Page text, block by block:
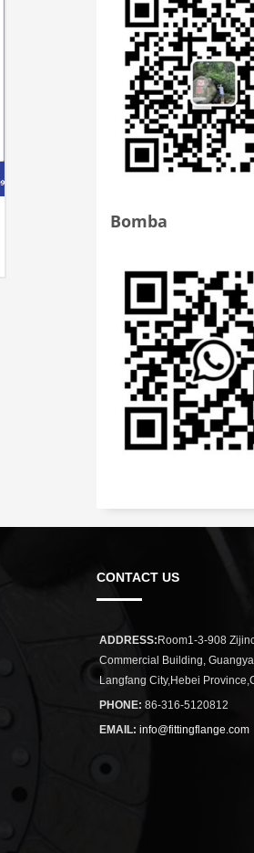
Bomba
CONTACT US
ADDRESS: Room1-3-908
Commercial Building,
Langfang City,Hebei
PHONE: 86-316-5120812
EMAIL: info@fittingflange.com